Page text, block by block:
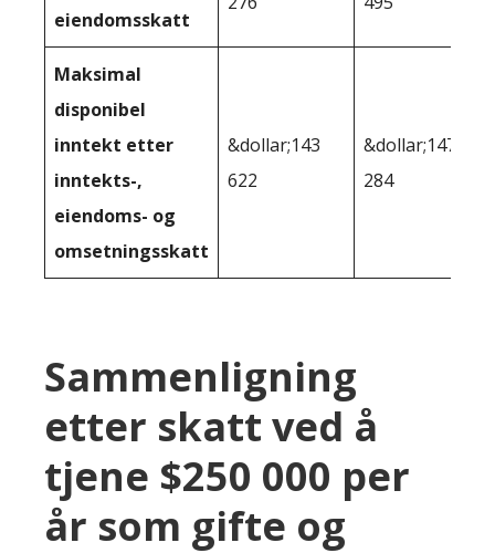
eiendomsskatt
Maksimal
disponibel
inntekt etter
inntekts-,
eiendoms- og
omsetningsskatt
&dollar;143
622
&dollar;147
284
Sammenligning
etter skatt ved å
tjene $250 000 per
år som gifte og